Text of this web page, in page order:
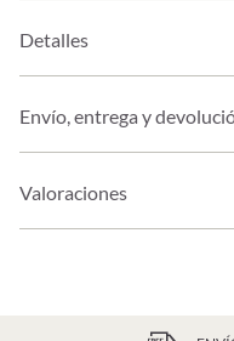
Detalles
Envío, entrega y
Valoraciones